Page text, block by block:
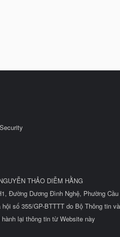
THẢO DIỄM HẰNG
Đường Dương Đình Nghệ, Phường
số 355/GP-BTTTT do Bộ Thông tin
lại thông tin từ Website này